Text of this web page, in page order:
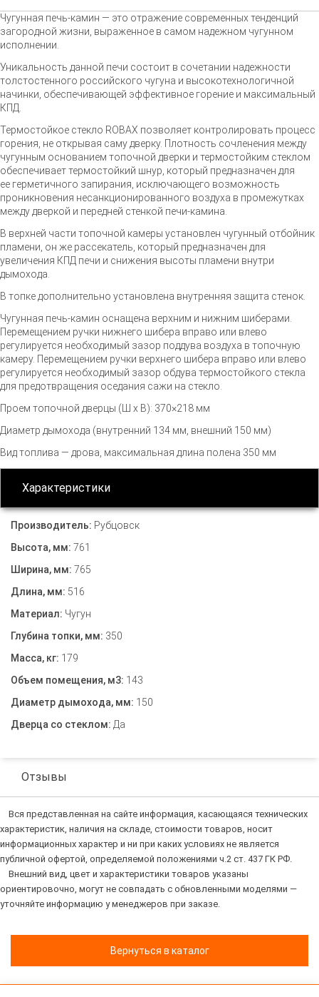
Чугунная печь-камин — это отражение современных тенденций
загородной жизни, выраженное в самом надежном чугунном
исполнении.
Уникальность данной печи состоит в сочетании надежности
толстостенного российского чугуна и высокотехнологичной
начинки, обеспечивающей эффективное горение и максимальный
КПД.
Термостойкое стекло ROBAX позволяет контролировать процесс
горения, не открывая саму дверку. Плотность сочленения между
чугунным основанием топочной дверки и термостойким стеклом
обеспечивает термостойкий шнур, который предназначен для
ее герметичного запирания, исключающего возможность
проникновения несанкционированного воздуха в промежутках
между дверкой и передней стенкой печи-камина.
В верхней части топочной камеры установлен чугунный отбойник
пламени, он же рассекатель, который предназначен для
увеличения КПД печи и снижения высоты пламени внутри
дымохода.
В топке дополнительно установлена внутренняя защита стенок.
Чугунная печь-камин оснащена верхним и нижним шиберами.
Перемещением ручки нижнего шибера вправо или влево
регулируется необходимый зазор поддува воздуха в топочную
камеру. Перемещением ручки верхнего шибера вправо или влево
регулируется необходимый зазор обдува термостойкого стекла
для предотвращения оседания сажи на стекло.
Проем топочной дверцы (Ш х В): 370×218 мм
Диаметр дымохода (внутренний 134 мм, внешний 150 мм)
Вид топлива — дрова, максимальная длина полена 350 мм
Характеристики
Производитель: Рубцовск
Высота, мм: 761
Ширина, мм: 765
Длина, мм: 516
Материал: Чугун
Глубина топки, мм: 350
Масса, кг: 179
Объем помещения, м3: 143
Диаметр дымохода, мм: 150
Дверца со стеклом: Да
Отзывы
Вся представленная на сайте информация, касающаяся технических
характеристик, наличия на складе, стоимости товаров, носит
информационных характер и ни при каких условиях не является
публичной офертой, определяемой положениями ч.2 ст. 437 ГК РФ.
Внешний вид, цвет и характеристики товаров указаны
ориентировочно, могут не совпадать с обновленными моделями —
уточняйте информацию у менеджеров при заказе.
Вернуться в каталог